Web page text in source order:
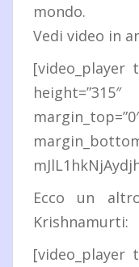
mondo.
Vedi video in
[video_player
Ecco un
Krishnamurti:
[video_player